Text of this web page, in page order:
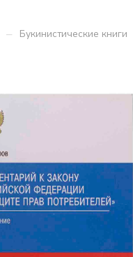
– Букинистические книги